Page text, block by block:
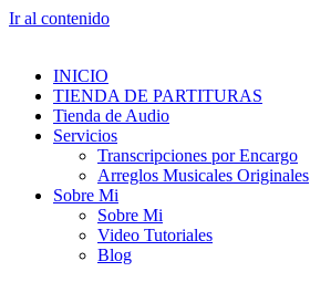
Ir al contenido
INICIO
TIENDA DE PARTITURAS
Tienda de Audio
Servicios
Transcripciones por Encargo
Arreglos Musicales Originales
Sobre Mi
Sobre Mi
Video Tutoriales
Blog